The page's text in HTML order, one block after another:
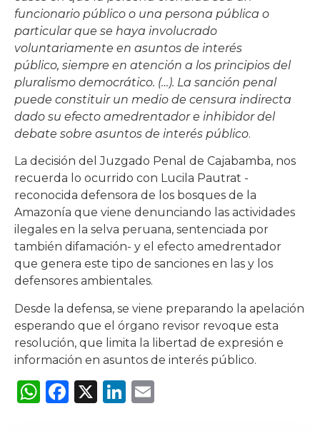
funcionario público o una persona pública o
particular que se haya involucrado
voluntariamente en asuntos de interés
público, siempre en atención a los principios del
pluralismo democrático. (…). La sanción penal
puede constituir un medio de censura indirecta
dado su efecto amedrentador e inhibidor del
debate sobre asuntos de interés público.
La decisión del Juzgado Penal de Cajabamba, nos
recuerda lo ocurrido con Lucila Pautrat -
reconocida defensora de los bosques de la
Amazonía que viene denunciando las actividades
ilegales en la selva peruana, sentenciada por
también difamación- y el efecto amedrentador
que genera este tipo de sanciones en las y los
defensores ambientales.
Desde la defensa, se viene preparando la apelación
esperando que el órgano revisor revoque esta
resolución, que limita la libertad de expresión e
información en asuntos de interés público.
WhatsApp
Facebook
X LinkedIn